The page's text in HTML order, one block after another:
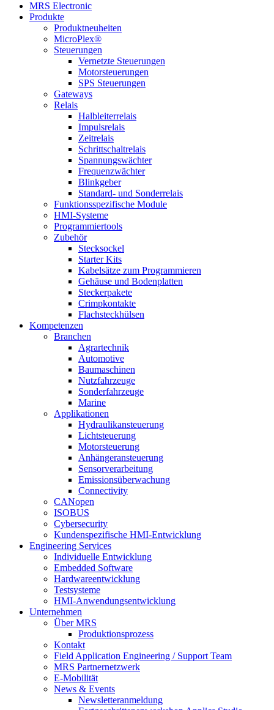
MRS Electronic
Produkte
Produktneuheiten
MicroPlex®
Steuerungen
Vernetzte Steuerungen
Motorsteuerungen
SPS Steuerungen
Gateways
Relais
Halbleiterrelais
Impulsrelais
Zeitrelais
Schrittschaltrelais
Spannungswächter
Frequenzwächter
Blinkgeber
Standard- und Sonderrelais
Funktionsspezifische Module
HMI-Systeme
Programmiertools
Zubehör
Stecksockel
Starter Kits
Kabelsätze zum Programmieren
Gehäuse und Bodenplatten
Steckerpakete
Crimpkontakte
Flachsteckhülsen
Kompetenzen
Branchen
Agrartechnik
Automotive
Baumaschinen
Nutzfahrzeuge
Sonderfahrzeuge
Marine
Applikationen
Hydraulikansteuerung
Lichtsteuerung
Motorsteuerung
Anhängeransteuerung
Sensorverarbeitung
Emissionsüberwachung
Connectivity
CANopen
ISOBUS
Cybersecurity
Kundenspezifische HMI-Entwicklung
Engineering Services
Individuelle Entwicklung
Embedded Software
Hardwareentwicklung
Testsysteme
HMI-Anwendungsentwicklung
Unternehmen
Über MRS
Produktionsprozess
Kontakt
Field Application Engineering / Support Team
MRS Partnernetzwerk
E-Mobilität
News & Events
Newsletteranmeldung